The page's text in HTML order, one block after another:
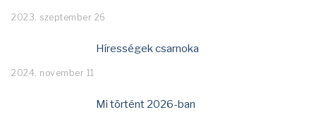
2023. szeptember 26
Hírességek csarnoka
2024. november 11
Mi történt 2026-ban